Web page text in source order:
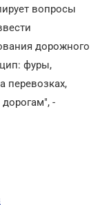
вопросы
дорожного
фуры,
перевозках,
-